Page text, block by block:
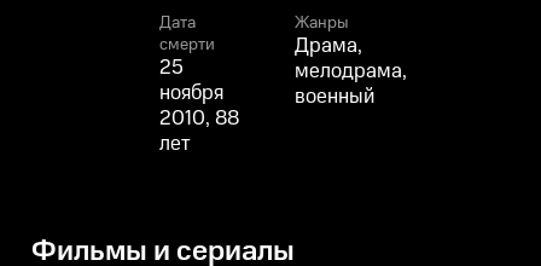
Дата
смерти
25
ноября
2010, 88
лет
Жанры
Драма,
мелодрама,
военный
Фильмы и сериалы